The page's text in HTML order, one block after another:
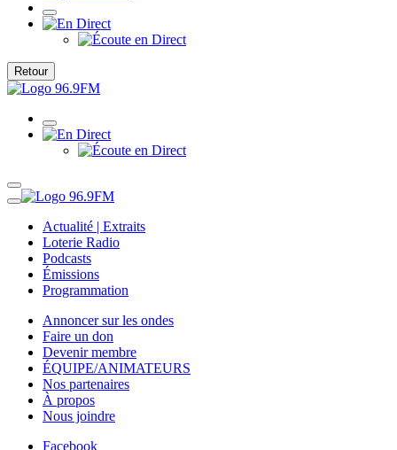
Retour
Actualité | Extraits
Loterie Radio
Podcasts
Émissions
Programmation
Annoncer sur les ondes
Faire un don
Devenir membre
ÉQUIPE/ANIMATEURS
Nos partenaires
À propos
Nous joindre
Facebook